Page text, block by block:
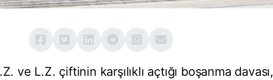
ve L.Z. çiftinin karşılıklı açtığı boşanma davası,